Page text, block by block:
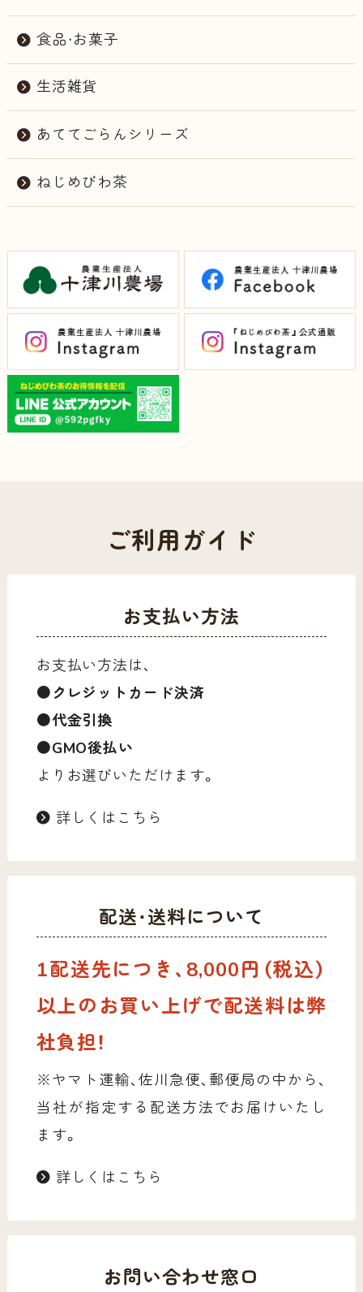
食品・お菓子
生活雑貨
あててごらんシリーズ
ねじめびわ茶
ご利用ガイド
お支払い方法
お支払い方法は、
●クレジットカード決済
●代金引換
●GMO後払い
よりお選びいただけます。
詳しくはこちら
配送・送料について
1配送先につき、8,000円（税込）
以上のお買い上げで配送料は弊
社負担！
※ヤマト運輸、佐川急便、郵便局の中から、
当社が指定する配送方法でお届けいたし
ます。
詳しくはこちら
お問い合わせ窓口